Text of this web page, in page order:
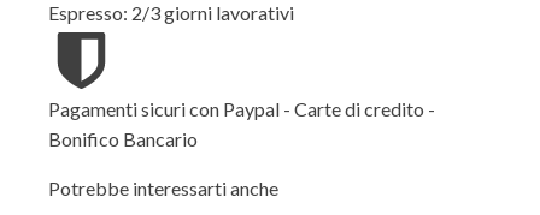
Espresso: 2/3 giorni lavorativi
Pagamenti sicuri con Paypal - Carte di credito -
Bonifico Bancario
Potrebbe interessarti anche